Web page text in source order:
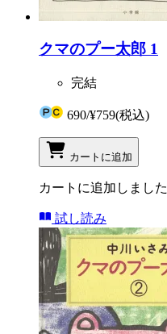
クマのプー太郎 1
完結
690/¥759(税込)
カートに追加
カートに追加しました
試し読み